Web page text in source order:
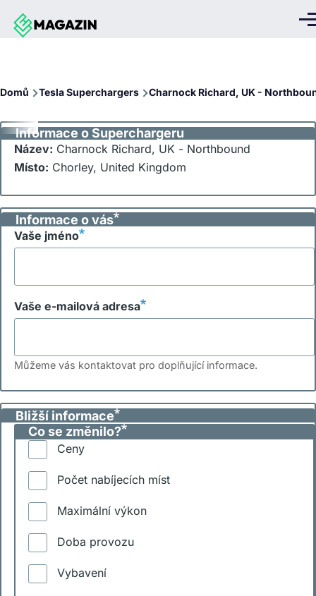
Přejít k hlavnímu obsahu
Domů Tesla Superchargers Charnock Richard, UK -
Informace o Superchargeru
Název: Charnock Richard, UK - Northbound
Místo: Chorley, United Kingdom
Informace o vás
Vaše jméno
Vaše e-mailová adresa
Můžeme vás kontaktovat pro doplňující informace.
Bližší informace
Co se změnilo?
Ceny
Počet nabíjecích míst
Maximální výkon
Doba provozu
Vybavení